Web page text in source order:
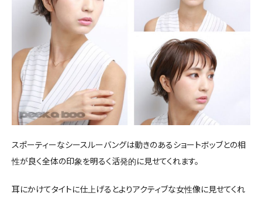
スポーティーなシースルーバングは動きのあるショートボッブとの相
性が良く全体の印象を明るく活発的に見せてくれます。
耳にかけてタイトに仕上げるとよりアクティブな女性像に見せてくれ